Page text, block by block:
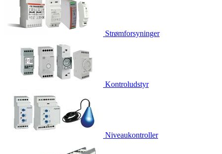
Strømforsyninger
Kontroludstyr
Niveaukontroller